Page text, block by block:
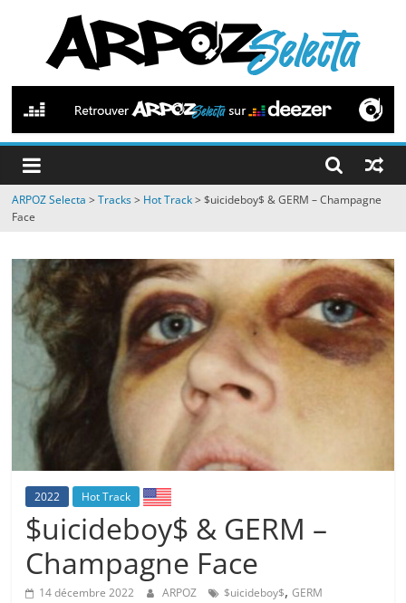
contenu
ARPOZ
Selecta
by
ARPOZ
ARPOZ Selecta >Tracks> Hot Track>$uicideboy$ & GERM – Champagne
Face
2022 Hot Track
$uicideboy$ & GERM –
Champagne Face
14 décembre 2022 ARPOZ $uicideboy$,GERM